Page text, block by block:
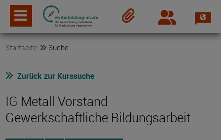
Login
Startseite Suche
Zurück zur Kurssuche
IG Metall Vorstand
Gewerkschaftliche Bildungsarbeit